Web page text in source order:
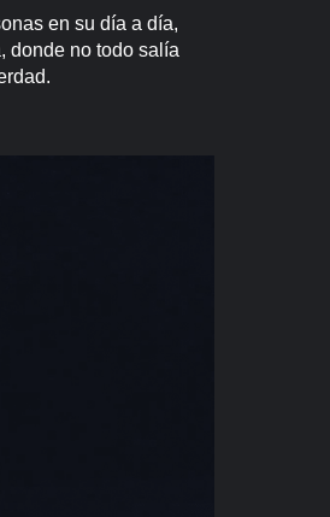
en su día a día,
donde no todo salía